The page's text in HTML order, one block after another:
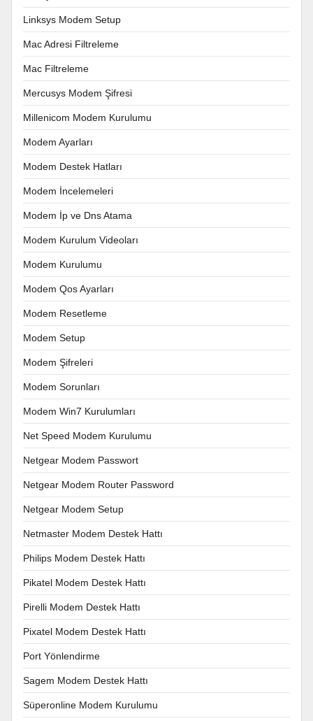
Linksys Modem Setup
Mac Adresi Filtreleme
Mac Filtreleme
Mercusys Modem Şifresi
Millenicom Modem Kurulumu
Modem Ayarları
Modem Destek Hatları
Modem İncelemeleri
Modem İp ve Dns Atama
Modem Kurulum Videoları
Modem Kurulumu
Modem Qos Ayarları
Modem Resetleme
Modem Setup
Modem Şifreleri
Modem Sorunları
Modem Win7 Kurulumları
Net Speed Modem Kurulumu
Netgear Modem Passwort
Netgear Modem Router Password
Netgear Modem Setup
Netmaster Modem Destek Hattı
Philips Modem Destek Hattı
Pikatel Modem Destek Hattı
Pirelli Modem Destek Hattı
Pixatel Modem Destek Hattı
Port Yönlendirme
Sagem Modem Destek Hattı
Süperonline Modem Kurulumu